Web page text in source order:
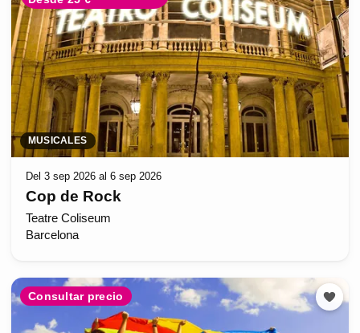
MUSICALES
Del 3 sep 2026 al 6 sep 2026
Cop de Rock
Teatre Coliseum
Barcelona
Consultar precio